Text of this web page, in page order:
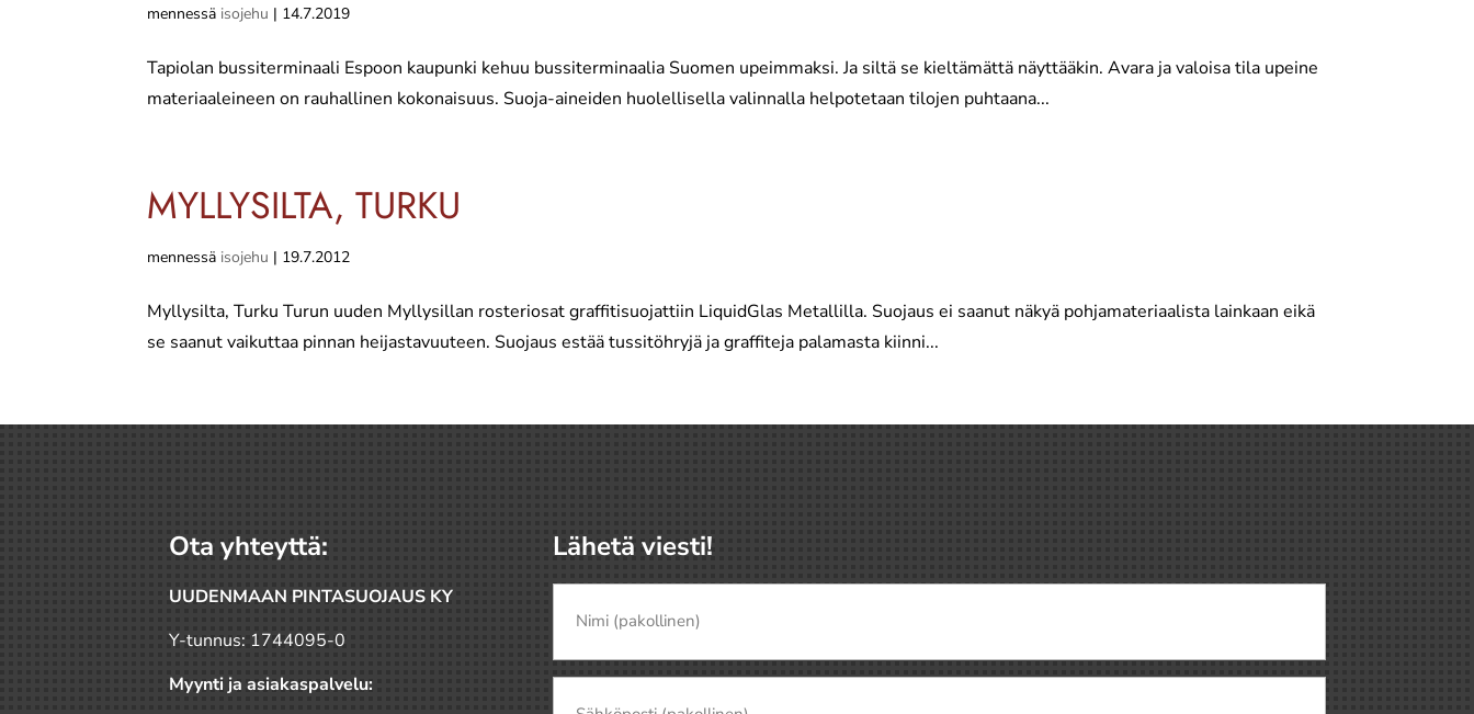
mennessä isojehu | 14.7.2019
Tapiolan bussiterminaali Espoon kaupunki kehuu bussiterminaalia Suomen upeimmaksi. Ja siltä se kieltämättä näyttääkin. Avara ja valoisa tila upeine
materiaaleineen on rauhallinen kokonaisuus. Suoja-aineiden huolellisella valinnalla helpotetaan tilojen puhtaana...
MYLLYSILTA, TURKU
mennessä isojehu | 19.7.2012
Myllysilta, Turku Turun uuden Myllysillan rosteriosat graffitisuojattiin LiquidGlas Metallilla. Suojaus ei saanut näkyä pohjamateriaalista lainkaan eikä
se saanut vaikuttaa pinnan heijastavuuteen. Suojaus estää tussitöhryjä ja graffiteja palamasta kiinni...
Ota yhteyttä:
UUDENMAAN PINTASUOJAUS KY
Y-tunnus: 1744095-0
Myynti ja asiakaspalvelu:
Lähetä viesti!
(pakollinen)
(Pakollinen)
Nimi